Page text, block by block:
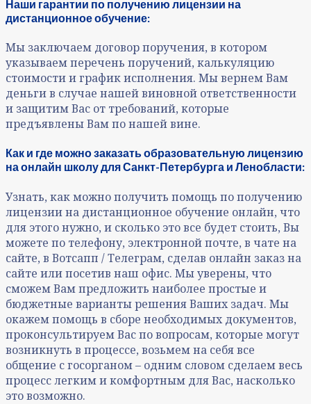
Наши гарантии по получению лицензии на
дистанционное обучение:
Мы заключаем договор поручения, в котором
указываем перечень поручений, калькуляцию
стоимости и график исполнения. Мы вернем Вам
деньги в случае нашей виновной ответственности
и защитим Вас от требований, которые
предъявлены Вам по нашей вине.
Как и где можно заказать образовательную лицензию
на онлайн школу для Санкт-Петербурга и Ленобласти:
Узнать, как можно получить помощь по получению
лицензии на дистанционное обучение онлайн, что
для этого нужно, и сколько это все будет стоить, Вы
можете по телефону, электронной почте, в чате на
сайте, в Вотсапп / Телеграм, сделав онлайн заказ на
сайте или посетив наш офис. Мы уверены, что
сможем Вам предложить наиболее простые и
бюджетные варианты решения Ваших задач. Мы
окажем помощь в сборе необходимых документов,
проконсультируем Вас по вопросам, которые могут
возникнуть в процессе, возьмем на себя все
общение с госорганом – одним словом сделаем весь
процесс легким и комфортным для Вас, насколько
это возможно.